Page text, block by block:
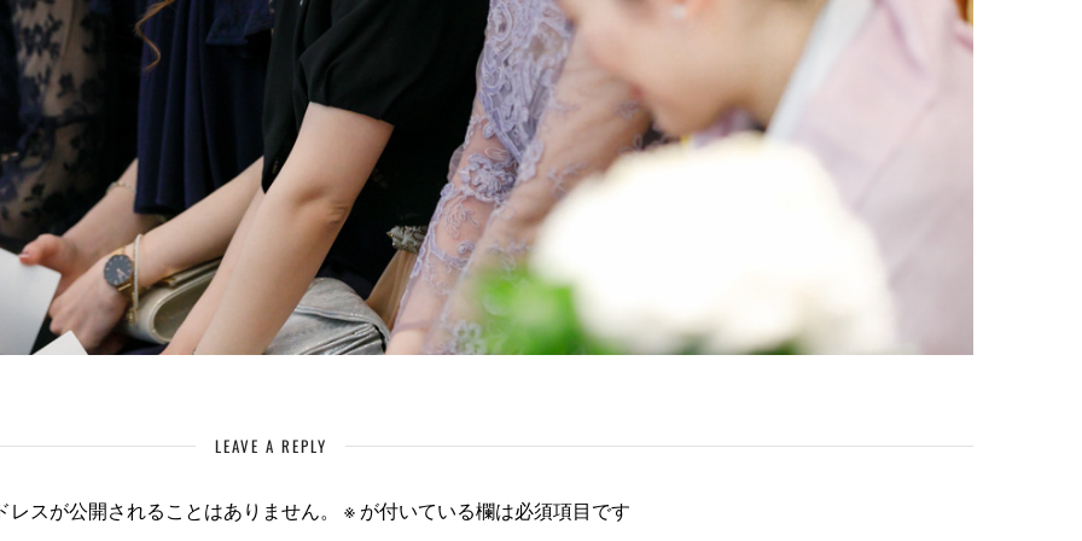
LEAVE A REPLY
レスが公開されることはありません。 ※が付いている欄は必須項目です